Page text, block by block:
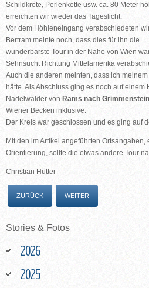
Schildkröte, Perlenkette usw. ca. 80 Meter
erreichten wir wieder das Tageslicht.
Vor dem Höhleneingang verabschiedeten
Bertram meinte noch, dass dies für ihn die
wunderbarste Tour in der Nähe von Wien
Sehnsucht Richtung Mittelamerika
Auch die anderen meinten, dass ich
hätte. Als Abschluss ging es noch auf einem
Nadelwälder von Rams nach Grimmenstein
Wiener Becken inklusive.
Der Kreis war geschlossen und es ging auf
Mit den im Artikel angeführten
Orientierung, sollte die etwas andere Tour
Christian Hütter
ZURÜCK WEITER
Stories & Fotos
2026
2025